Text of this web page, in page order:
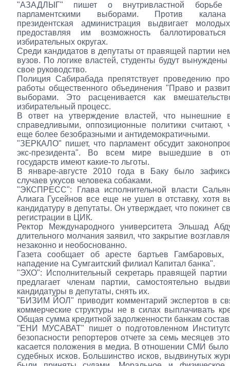
"АЗАДЛЫГ" пишет о внутривластной
парламентскими выборами. Против
президентская администрация выдвигает
предоставляя им возможность
избирательных округах.
Среди кандидатов в депутаты от правящей партии
вузов. По логике властей, студенты будут вынуждены
свое руководство.
Полиция Сабирабада препятствует проведению
работы общественного объединения "Право и
выборами. Это расценивается как
избирательный процесс.
В ответ на утверждение властей, что нынешние
справедливыми, оппозиционные политики считают,
еще более безобразными и антидемократичными.
"ЗЕРКАЛО" пишет, что парламент обсудит
экс-президента". Во всем мире вышедшие в
государств имеют какие-то льготы.
В январе-августе 2010 года в Баку было
случаев укусов человека собаками.
"ЭКСПРЕСС": Глава исполнительной власти
Алиага Гусейнов все еще не ушел в отставку, хотя
кандидатуру в депутаты. Он утверждает, что покинет
регистрации в ЦИК.
Ректор Международного университета Эльшад
длительного молчания заявил, что закрытие
незаконно и необоснованно.
Газета сообщает об аресте бартьев Гамбаровых,
нападение на Сумгаитский филиал Капитал банка".
"ЭХО": Исполнительный секретарь правящей
предлагает членам партии, самостоятельно
кандидатуры в депутаты, снять их.
"БИЗИМ ЙОЛ" приводит комментарий экспертов в
коммерческие структуры не в силах выплачивать
Общая сумма кредитной задолженности банкам
"ЕНИ МУСАВАТ" пишет о подготовленном
безопасности репортеров отчете за семь месяцев
касается положения в медиа. В отношении СМИ было
судебных исков. Большинство исков, выдвинутых